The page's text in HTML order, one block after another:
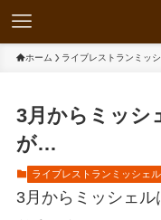
ホーム ライブレストランミッ
3月からミッシ
が…
ライブレストランミッシェル
3月からミッシェ